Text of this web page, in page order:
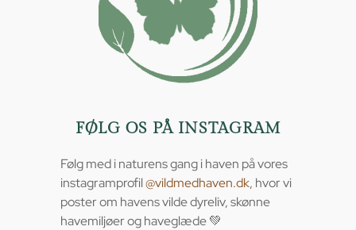
FØLG OS PÅ INSTAGRAM
Følg med i naturens gang i haven på vores
instagramprofil@vildmedhaven.dk, hvor vi
poster om havens vilde dyreliv, skønne
havemiljøer og haveglæde 💚